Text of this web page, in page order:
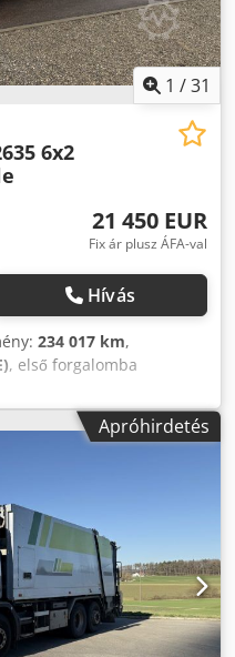
1 /31
6x2
21 450 EUR
Fix ár plusz ÁFA-val
Hívás
234 017 km,
, első forgalomba
10 300 kg, abroncs méret:
6x2,
, teljes szélesség:
, első gumi méret:
26 000 kg, Felszereltség:
Apróhirdetés